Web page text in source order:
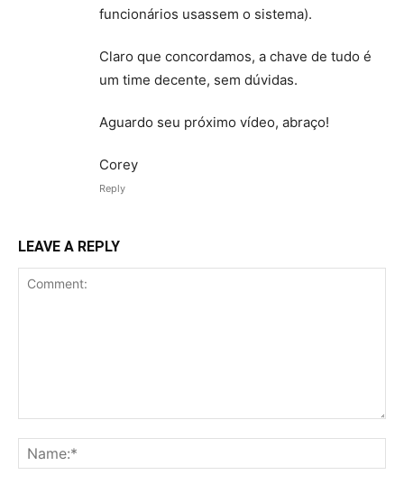
funcionários usassem o sistema).
Claro que concordamos, a chave de tudo é
um time decente, sem dúvidas.
Aguardo seu próximo vídeo, abraço!
Corey
Reply
LEAVE A REPLY